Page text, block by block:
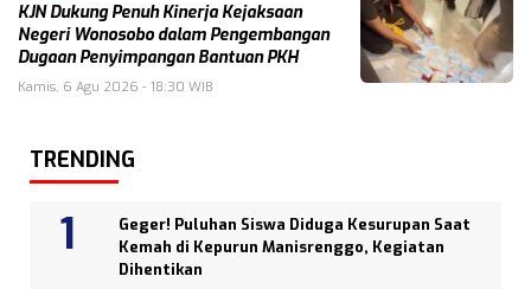
KJN Dukung Penuh Kinerja Kejaksaan
Negeri Wonosobo dalam Pengembangan
Dugaan Penyimpangan Bantuan PKH
Kamis, 6 Agu 2026 - 18:30 WIB
TRENDING
Geger! Puluhan Siswa Diduga Kesurupan Saat
Kemah di Kepurun Manisrenggo, Kegiatan
Dihentikan